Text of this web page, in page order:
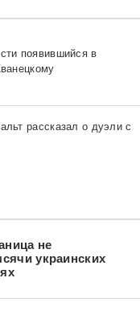
появившийся в
рассказал о дуэли с
не
украинских